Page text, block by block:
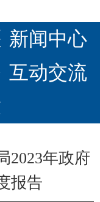
新闻中心
互动交流
2023年政府
报告